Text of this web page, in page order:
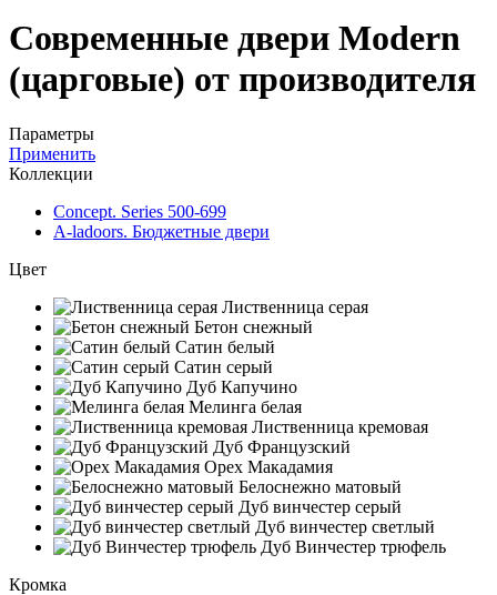
Современные двери Modern
(царговые) от производителя
Параметры
Применить
Коллекции
Concept. Series 500-699
A-ladoors. Бюджетные двери
Цвет
Лиственница серая
Бетон снежный
Сатин белый
Сатин серый
Дуб Капучино
Мелинга белая
Лиственница кремовая
Дуб Французский
Орех Макадамия
Белоснежно матовый
Дуб винчестер серый
Дуб винчестер светлый
Дуб Винчестер трюфель
Кромка